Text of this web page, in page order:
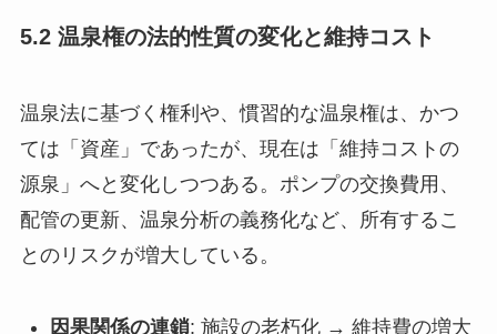
5.2 温泉権の法的性質の変化と維持コスト
温泉法に基づく権利や、慣習的な温泉権は、かつ
ては「資産」であったが、現在は「維持コストの
源泉」へと変化しつつある。ポンプの交換費用、
配管の更新、温泉分析の義務化など、所有するこ
とのリスクが増大している。
因果関係の連鎖: 施設の老朽化 → 維持費の増大